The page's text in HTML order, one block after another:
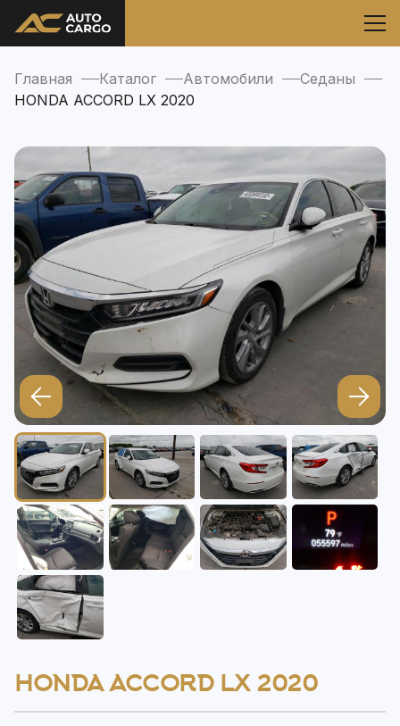
Главная Каталог Автомобили
Седаны
HONDA ACCORD LX 2020
HONDA ACCORD LX 2020